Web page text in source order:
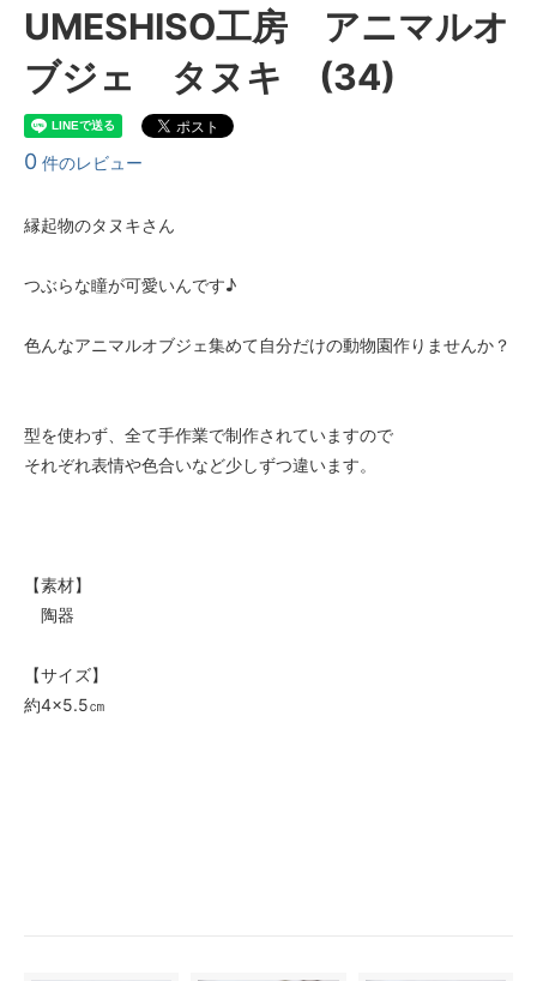
UMESHISO工房 アニマルオ
ブジェ タヌキ (34)
0 件のレビュー
縁起物のタヌキさん
つぶらな瞳が可愛いんです♪
色んなアニマルオブジェ集めて自分だけの動物園作りませんか？
型を使わず、全て手作業で制作されていますので
それぞれ表情や色合いなど少しずつ違います。
【素材】
陶器
【サイズ】
約4×5.5㎝